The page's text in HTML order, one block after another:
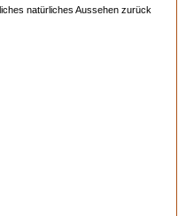
natürliches Aussehen zurück